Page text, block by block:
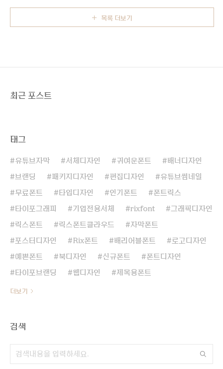
기존 디자인의 부족함을 개선하여 보다 안정
감을 주는 것에 목표를 두었습니다. 각이 진
'ㅇ'꼴을 부드럽게 보정하고, 비율..
목록 더보기
최근 포스트
태그
유튜브자막 서체디자인 귀여운폰트 배너디자인
브랜딩 패키지디자인 편집디자인 유튜브썸네일
무료폰트 타입디자인 인기폰트 폰트릭스
타이포그래피 기업전용서체 rixfont 그래픽디자인
릭스폰트 릭스폰트클라우드 자막폰트
포스터디자인 Rix폰트 배리어블폰트 로고디자인
예쁜폰트 북디자인 신규폰트 폰트디자인
타이포브랜딩 웹디자인 제목용폰트
더보기
검색